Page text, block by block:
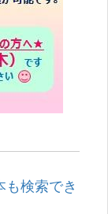
も検索でき